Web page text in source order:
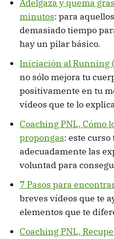
Adelgaza y quema
minutos: para
demasiado tiempo
hay un pilar básico.
Iniciación al Running
no sólo mejora tu
positivamente en tu
vídeos que te lo
Coaching PNL, Cómo
propongas: este
adecuadamente las
voluntad para
7 Pasos para
breves vídeos que te
elementos que te
Coaching PNL,